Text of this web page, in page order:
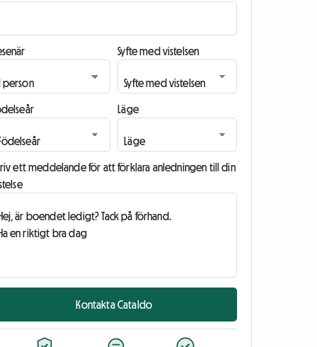
Syfte med vistelsen
Läge
ett meddelande för att förklara anledningen till din
Kontakta Cataldo